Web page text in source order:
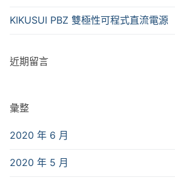
KIKUSUI PBZ 雙極性可程式直流電源
近期留言
彙整
2020 年 6 月
2020 年 5 月